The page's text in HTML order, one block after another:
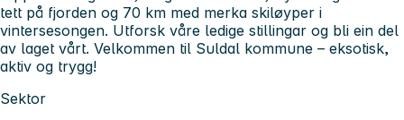
tett på fjorden og 70 km med merka skiløyper i
vintersesongen. Utforsk våre ledige stillingar og bli ein del
av laget vårt. Velkommen til Suldal kommune – eksotisk,
aktiv og trygg!
Sektor